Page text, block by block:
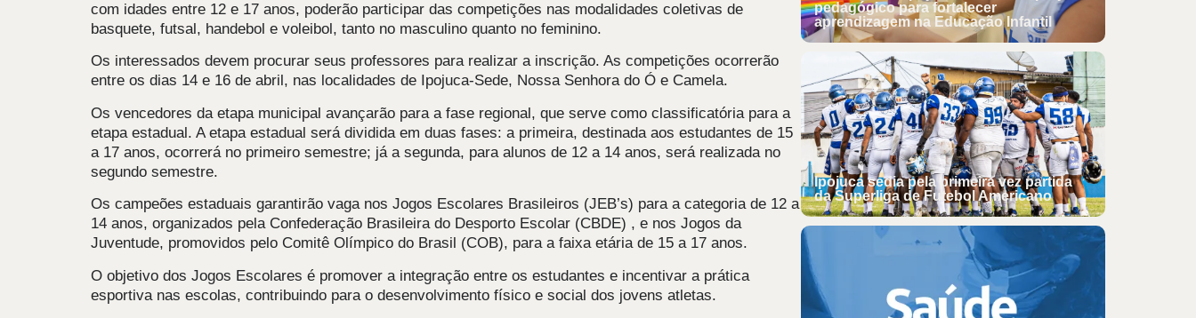
com idades entre 12 e 17 anos, poderão participar das competições nas modalidades coletivas de
basquete, futsal, handebol e voleibol, tanto no masculino quanto no feminino.
Os interessados devem procurar seus professores para realizar a inscrição. As competições ocorrerão
entre os dias 14 e 16 de abril, nas localidades de Ipojuca-Sede, Nossa Senhora do Ó e Camela.
Os vencedores da etapa municipal avançarão para a fase regional, que serve como classificatória para a
etapa estadual. A etapa estadual será dividida em duas fases: a primeira, destinada aos estudantes de 15
a 17 anos, ocorrerá no primeiro semestre; já a segunda, para alunos de 12 a 14 anos, será realizada no
segundo semestre.
Os campeões estaduais garantirão vaga nos Jogos Escolares Brasileiros (JEB’s) para a categoria de 12 a
14 anos, organizados pela Confederação Brasileira do Desporto Escolar (CBDE) , e nos Jogos da
Juventude, promovidos pelo Comitê Olímpico do Brasil (COB), para a faixa etária de 15 a 17 anos.
O objetivo dos Jogos Escolares é promover a integração entre os estudantes e incentivar a prática
esportiva nas escolas, contribuindo para o desenvolvimento físico e social dos jovens atletas.
pedagógico para fortalecer
aprendizagem na Educação Infantil
Ipojuca sedia pela primeira vez partida
da Superliga de Futebol Americano